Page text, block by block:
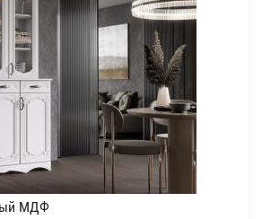
МДФ